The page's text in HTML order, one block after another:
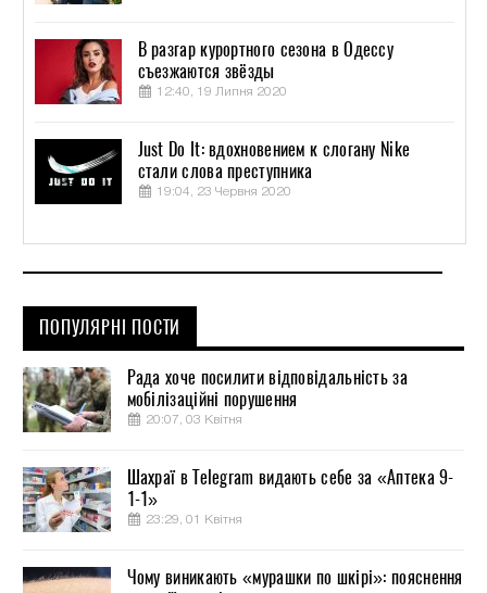
В разгар курортного сезона в Одессу
съезжаются звёзды
12:40, 19 Липня 2020
Just Do It: вдохновением к слогану Nike
стали слова преступника
19:04, 23 Червня 2020
ПОПУЛЯРНІ ПОСТИ
Рада хоче посилити відповідальність за
мобілізаційні порушення
20:07, 03 Квітня
Шахраї в Telegram видають себе за «Аптека 9-
1-1»
23:29, 01 Квітня
Чому виникають «мурашки по шкірі»: пояснення